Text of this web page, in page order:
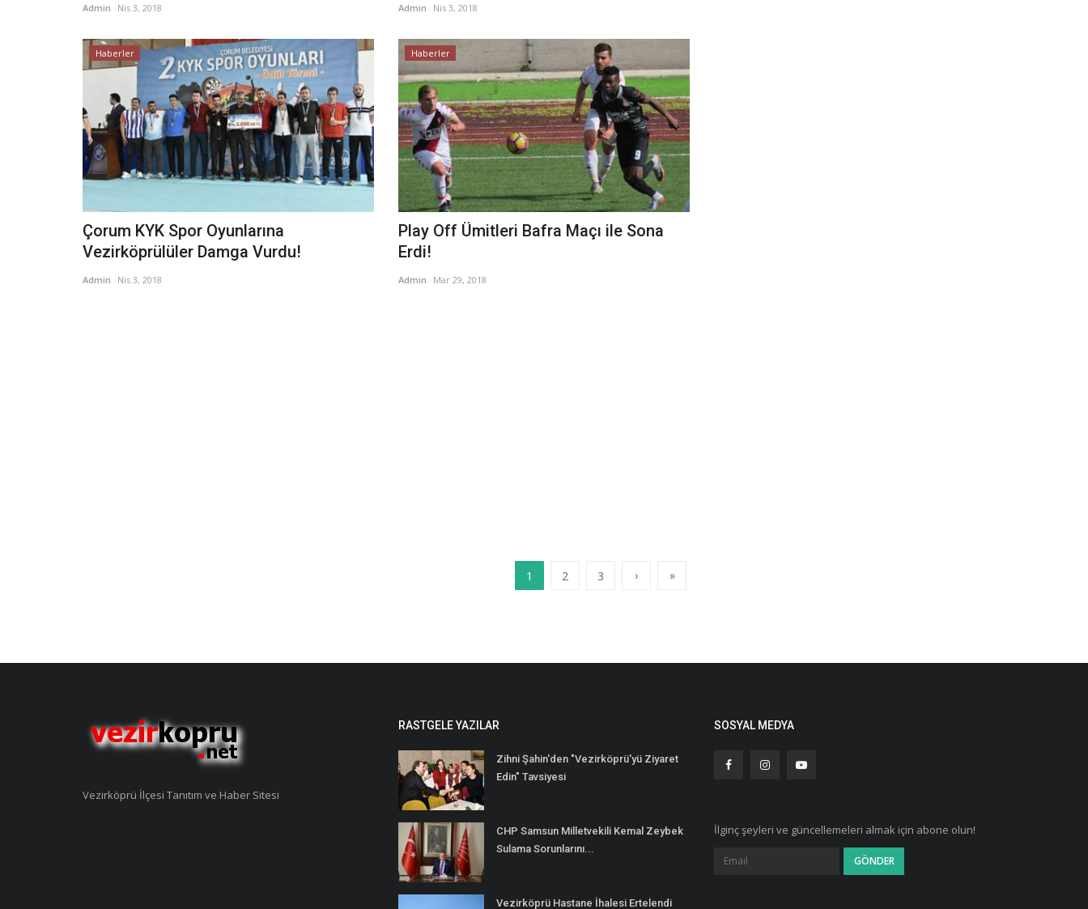
Admin Nis 3, 2018 Admin Nis 3, 2018
Haberler
Çorum KYK Spor Oyunlarına
Vezirköprülüler Damga Vurdu!
Admin Nis 3, 2018
Haberler
Play Off Ümitleri Bafra Maçı ile Sona
Erdi!
Admin Mar 29, 2018
1 2 3 › »
Vezirköprü İlçesi Tanıtım ve Haber Sitesi
RASTGELE YAZILAR
Zihni Şahin'den "Vezirköprü'yü Ziyaret
Edin" Tavsiyesi
CHP Samsun Milletvekili Kemal Zeybek
Sulama Sorunlarını...
Vezirköprü Hastane İhalesi Ertelendi
SOSYAL MEDYA
İlginç şeyleri ve güncellemeleri almak için abone olun!